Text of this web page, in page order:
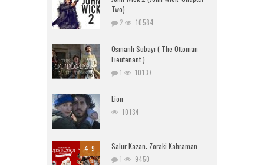
Two)
2 10584
Osmanlı Subayı ( The Ottoman
Lieutenant )
1 10137
Lion
10134
4.9 Salur Kazan: Zoraki Kahraman
1 9450